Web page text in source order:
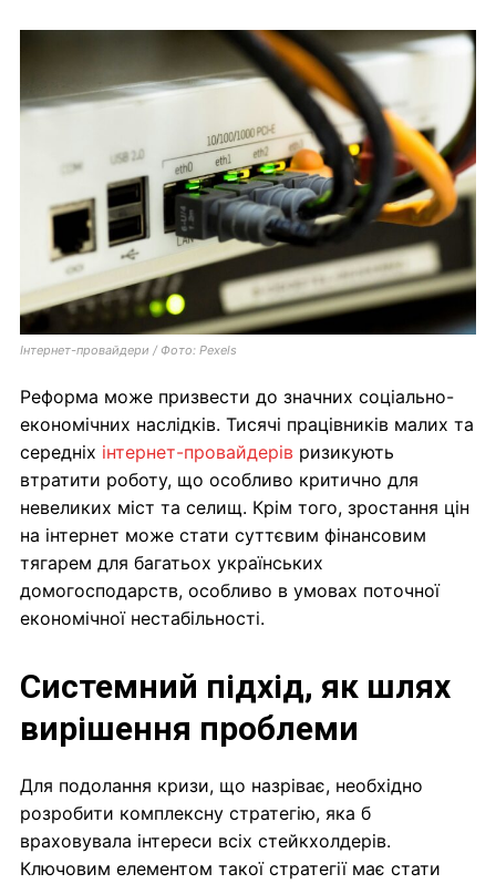
Інтернет-провайдери / Фото: Pexels
Реформа може призвести до значних соціально-
економічних наслідків. Тисячі працівників малих та
середніх інтернет-провайдерів ризикують
втратити роботу, що особливо критично для
невеликих міст та селищ. Крім того, зростання цін
на інтернет може стати суттєвим фінансовим
тягарем для багатьох українських
домогосподарств, особливо в умовах поточної
економічної нестабільності.
Системний підхід, як шлях
вирішення проблеми
Для подолання кризи, що назріває, необхідно
розробити комплексну стратегію, яка б
враховувала інтереси всіх стейкхолдерів.
Ключовим елементом такої стратегії має стати